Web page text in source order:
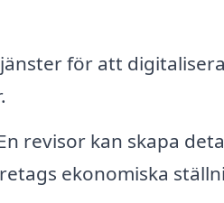
för att
revisor kan skapa
ekonomiska